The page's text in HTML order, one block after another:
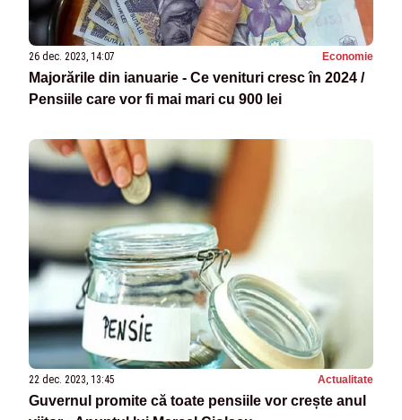
26 dec. 2023, 14:07 Economie
Majorările din ianuarie - Ce venituri cresc în 2024 /
Pensiile care vor fi mai mari cu 900 lei
22 dec. 2023, 13:45 Actualitate
Guvernul promite că toate pensiile vor crește anul